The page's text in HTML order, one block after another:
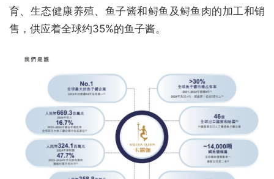
育、生态健康养殖、鱼子酱和鲟鱼及鲟鱼肉的加工和销
售，供应着全球约35%的鱼子酱。